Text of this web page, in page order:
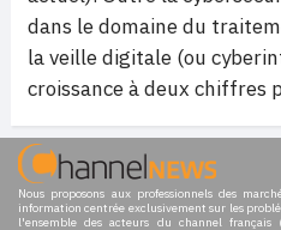
dans le domaine du
la veille digitale (ou
croissance à deux chiffres
Nous proposons aux professionnels des
information centrée exclusivement sur les
l'ensemble des acteurs du channel français